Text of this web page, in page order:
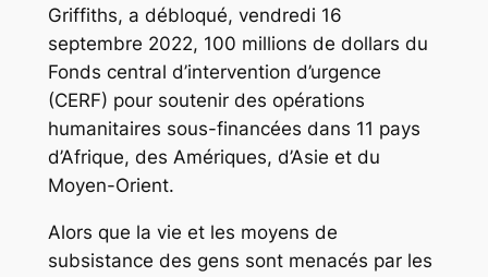
Griffiths, a débloqué, vendredi 16
septembre 2022, 100 millions de dollars du
Fonds central d’intervention d’urgence
(CERF) pour soutenir des opérations
humanitaires sous-financées dans 11 pays
d’Afrique, des Amériques, d’Asie et du
Moyen-Orient.
Alors que la vie et les moyens de
subsistance des gens sont menacés par les